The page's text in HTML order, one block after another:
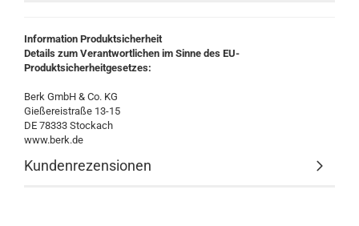
Information Produktsicherheit
Details zum Verantwortlichen im Sinne des EU-
Produktsicherheitgesetzes:
Berk GmbH & Co. KG
Gießereistraße 13-15
DE 78333 Stockach
www.berk.de
Kundenrezensionen